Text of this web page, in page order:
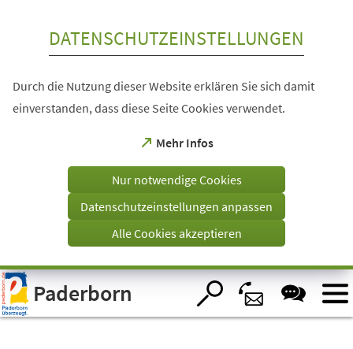
Visuelle
Assistenzsoftware
öffnen.
DATENSCHUTZEINSTELLUNGEN
Durch die Nutzung dieser Website erklären Sie sich damit
einverstanden, dass diese Seite Cookies verwendet.
Mehr Infos
(Öffnet
einem
Tab)
Nur notwendige Cookies
Datenschutzeinstellungen anpassen
Alle Cookies akzeptieren
Paderborn